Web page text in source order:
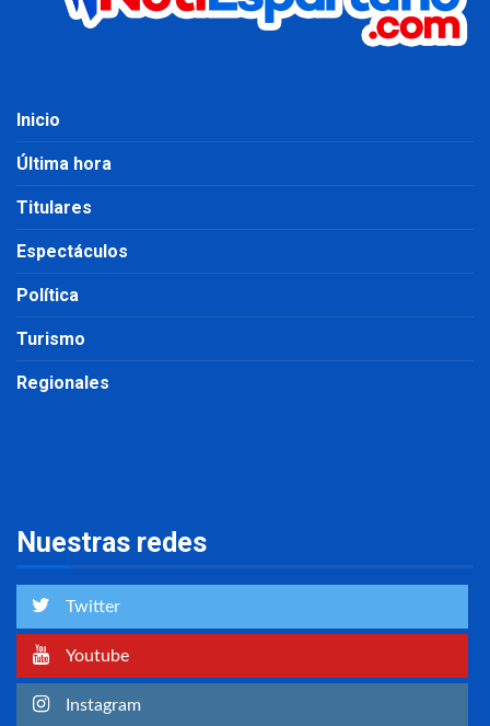
Inicio
Última hora
Titulares
Espectáculos
Política
Turismo
Regionales
Nuestras redes
Twitter
Youtube
Instagram